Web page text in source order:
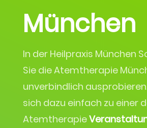
München
In der Heilpraxis München
Sie die Atemtherapie
unverbindlich
sich dazu einfach zu einer
Atemtherapie